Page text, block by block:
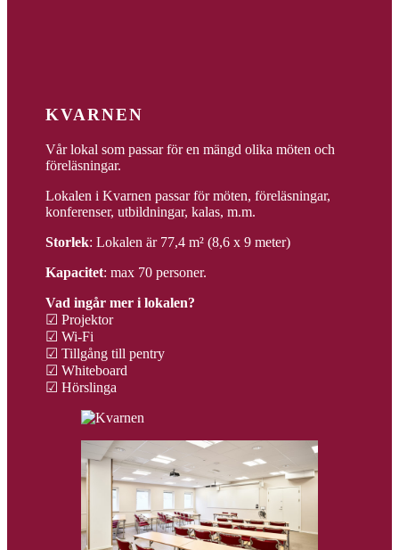
KVARNEN
Vår lokal som passar för en mängd olika möten och
föreläsningar.
Lokalen i Kvarnen passar för möten, föreläsningar,
konferenser, utbildningar, kalas, m.m.
Storlek: Lokalen är 77,4 m² (8,6 x 9 meter)
Kapacitet: max 70 personer.
Vad ingår mer i lokalen?
☑ Projektor
☑ Wi-Fi
☑ Tillgång till pentry
☑ Whiteboard
☑ Hörslinga